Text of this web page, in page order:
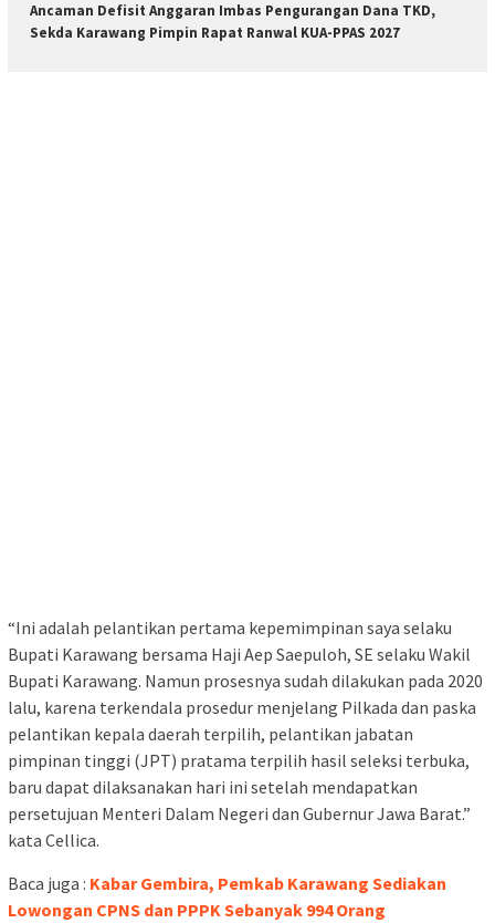
Ancaman Defisit Anggaran Imbas Pengurangan Dana TKD,
Sekda Karawang Pimpin Rapat Ranwal KUA-PPAS 2027
“Ini adalah pelantikan pertama kepemimpinan saya selaku
Bupati Karawang bersama Haji Aep Saepuloh, SE selaku Wakil
Bupati Karawang. Namun prosesnya sudah dilakukan pada 2020
lalu, karena terkendala prosedur menjelang Pilkada dan paska
pelantikan kepala daerah terpilih, pelantikan jabatan
pimpinan tinggi (JPT) pratama terpilih hasil seleksi terbuka,
baru dapat dilaksanakan hari ini setelah mendapatkan
persetujuan Menteri Dalam Negeri dan Gubernur Jawa Barat.”
kata Cellica.
Baca juga : Kabar Gembira, Pemkab Karawang Sediakan
Lowongan CPNS dan PPPK Sebanyak 994 Orang